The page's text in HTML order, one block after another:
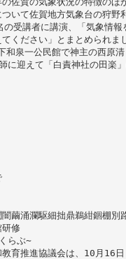
いて佐賀地方気象台の狩野
受講者に講演、「気象情報
ください」とまとめられま
和泉一公民館で神主の西原清
に迎えて「白責神社の田楽
繭涌瀾駆細拙鼎鵜紺錮棚別
研修
らぶ∼
育推進協議会は、10月16日